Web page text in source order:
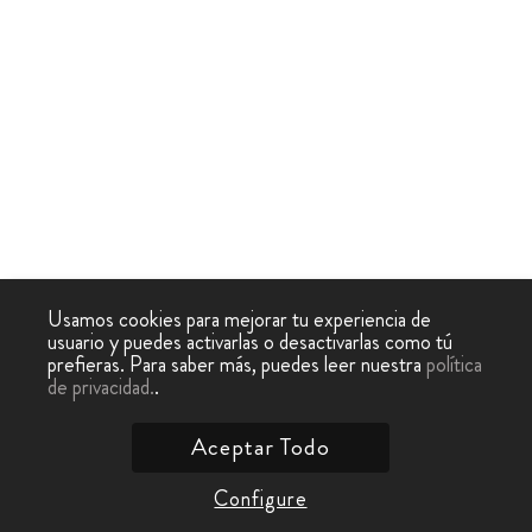
Usamos cookies para mejorar tu experiencia de
usuario y puedes activarlas o desactivarlas como tú
prefieras. Para saber más, puedes leer nuestrapolítica
de privacidad..
Configure
Aceptar Todo